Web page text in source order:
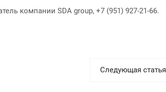
компании SDA group, +7 (951) 927-21-66.
Следующая статья